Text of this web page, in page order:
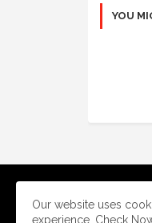
YOU
Our website uses
experience. Check